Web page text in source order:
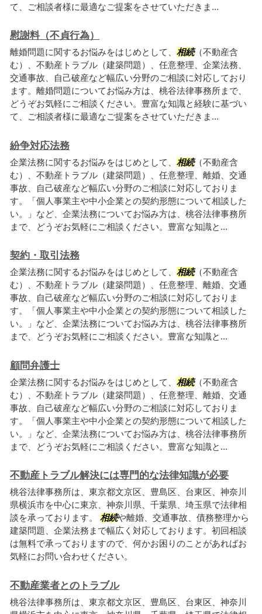
て、ご相談者様に最適なご提案をさせていただきま...
慰謝料（不貞行為）
離婚問題に関するお悩みをはじめとして、 相続（不動産含
む）、不動産トラブル（建築問題）、任意整理、企業法務、
交通事故、自己破産など幅広い分野のご相談に対応しており
ます。離婚問題についてお悩み方は、桃谷法律事務所まで、
どうぞお気軽にご相談ください。豊富な知識と経験に基づい
て、ご相談者様に最適なご提案をさせていただきま...
紛争対応法務
企業法務に関するお悩みをはじめとして、 相続（不動産含
む）、不動産トラブル（建築問題）、任意整理、離婚、交通
事故、自己破産など幅広い分野のご相談に対応しておりま
す。「個人事業主や中小企業との契約形態について相談した
い。」など、企業法務についてお悩み方は、桃谷法律事務所
まで、どうぞお気軽にご相談ください。豊富な知識と...
契約・取引法務
企業法務に関するお悩みをはじめとして、 相続（不動産含
む）、不動産トラブル（建築問題）、任意整理、離婚、交通
事故、自己破産など幅広い分野のご相談に対応しておりま
す。「個人事業主や中小企業との契約形態について相談した
い。」など、企業法務についてお悩み方は、桃谷法律事務所
まで、どうぞお気軽にご相談ください。豊富な知識と...
顧問弁護士
企業法務に関するお悩みをはじめとして、 相続（不動産含
む）、不動産トラブル（建築問題）、任意整理、離婚、交通
事故、自己破産など幅広い分野のご相談に対応しておりま
す。「個人事業主や中小企業との契約形態について相談した
い。」など、企業法務についてお悩み方は、桃谷法律事務所
まで、どうぞお気軽にご相談ください。豊富な知識と...
不動産トラブル解決には専門的な法律知識が必要
桃谷法律事務所は、東京都文京区、豊島区、台東区、神奈川
県横浜市を中心に東京、神奈川県、千葉県、埼玉県で法律相
談を承っております。 相続や離婚、交通事故、債務整理から
建築問題、企業法務まで幅広く対応しております。初回相談
は無料で承っておりますので、何かお困りのことがあればお
気軽にお問い合わせください。
不動産業者とのトラブル
桃谷法律事務所は、東京都文京区、豊島区、台東区、神奈川